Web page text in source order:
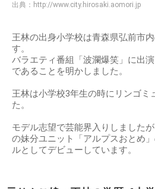
出典： http://www.city.hirosaki.aomori.jp
王林の出身小学校は青森県弘前市
す。
バラエティ番組「波瀾爆笑」に出
であることを明かしました。
王林は小学校3年生の時にリンゴミ
た。
モデル志望で芸能界入りしました
の妹分ユニット「アルプスおとめ
ルとしてデビューしています。